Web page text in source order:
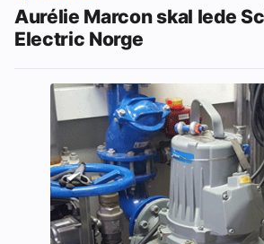
Aurélie Marcon skal lede
Electric Norge